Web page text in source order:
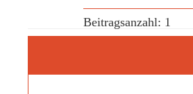
Beitragsanzahl: 1